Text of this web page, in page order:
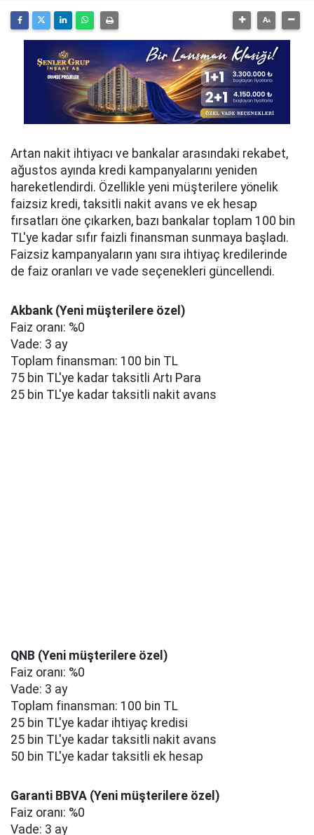
Artan nakit ihtiyacı ve bankalar arasındaki rekabet,
ağustos ayında kredi kampanyalarını yeniden
hareketlendirdi. Özellikle yeni müşterilere yönelik
faizsiz kredi, taksitli nakit avans ve ek hesap
fırsatları öne çıkarken, bazı bankalar toplam 100 bin
TL'ye kadar sıfır faizli finansman sunmaya başladı.
Faizsiz kampanyaların yanı sıra ihtiyaç kredilerinde
de faiz oranları ve vade seçenekleri güncellendi.
Akbank (Yeni müşterilere özel)
Faiz oranı: %0
Vade: 3 ay
Toplam finansman: 100 bin TL
75 bin TL'ye kadar taksitli Artı Para
25 bin TL'ye kadar taksitli nakit avans
QNB (Yeni müşterilere özel)
Faiz oranı: %0
Vade: 3 ay
Toplam finansman: 100 bin TL
25 bin TL'ye kadar ihtiyaç kredisi
25 bin TL'ye kadar taksitli nakit avans
50 bin TL'ye kadar taksitli ek hesap
Garanti BBVA (Yeni müşterilere özel)
Faiz oranı: %0
Vade: 3 ay